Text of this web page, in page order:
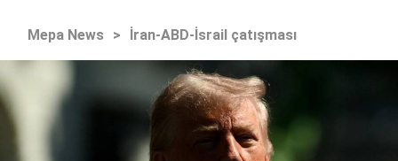
Mepa News > İran-ABD-İsrail çatışması